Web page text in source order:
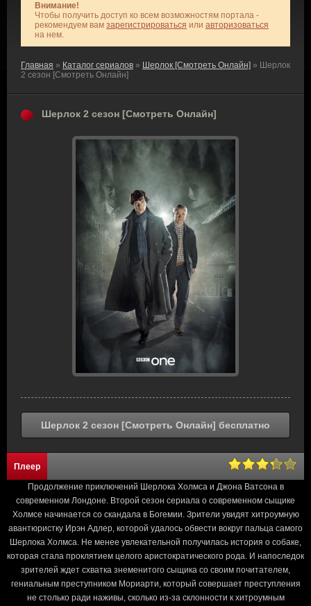
Внимание!
Чтобы получить доступ ко всем возможностям портала -
рекомендуем вам зарегистрироваться или авторизоваться
на нем.
Главная » Каталог сериалов » Шерлок [Смотреть Онлайн] » Шерлок
2 сезон [Смотреть Онлайн]
Шерлок 2 сезон [Смотреть Онлайн]
Шерлок 2 сезон [Смотреть Онлайн] бесплатно
Плеер
Продолжение приключений Шерлока Холмса и Джона Ватсона в
современном Лондоне. Второй сезон сериала о современном сыщике
Холмсе начинается со скандала в Богемии. Зрители увидят хитроумную
авантюристку Ирэн Адлер, которой удалось обвести вокруг пальца самого
Шерлока Холмса. Не менее увлекательной получилась история о собаке,
которая стала проклятием целого аристократического рода. И напоследок
зрителей ждет схватка знеменитого сыщика со своим почитателем,
гениальным преступником Мориарти, который совершает преступления
не столько ради наживы, сколько из-за склонности к хитроумным